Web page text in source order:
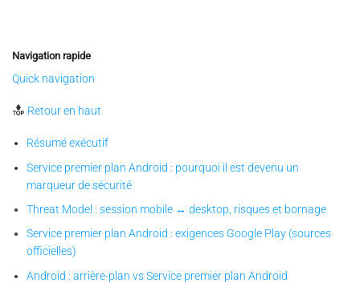
Navigation rapide
Quick navigation
Retour en haut
Résumé exécutif
Service premier plan Android : pourquoi il est devenu un
marqueur de sécurité
Threat Model : session mobile ↔ desktop, risques et bornage
Service premier plan Android : exigences Google Play (sources
officielles)
Android : arrière-plan vs Service premier plan Android